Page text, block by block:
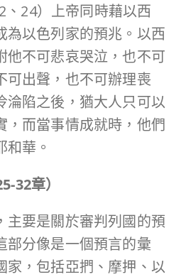
24）上帝同時藉以西
為以色列家的預兆。以西
他不可悲哀哭泣，也不可
可出聲，也不可辦理喪
淪陷之後，猶大人只可以
，而當事情成就時，他們
華。
32章）
主要是關於審判列國的預
部分像是一個預言的彙
家，包括亞捫、摩押、以